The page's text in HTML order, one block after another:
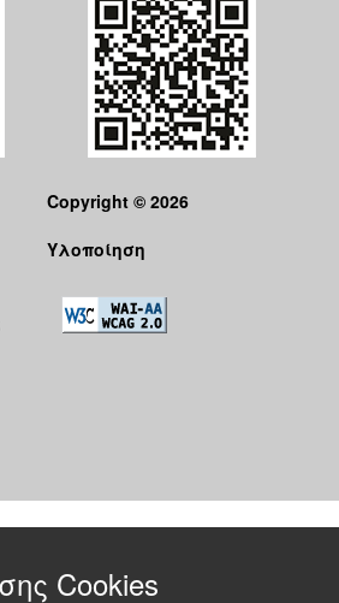
Copyright © 2026
Υλοποίηση
Cookies